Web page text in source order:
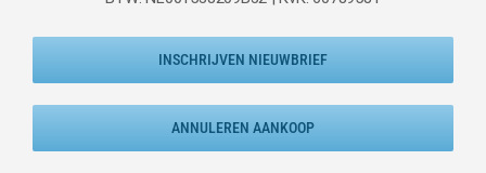
INSCHRIJVEN NIEUWBRIEF
ANNULEREN AANKOOP